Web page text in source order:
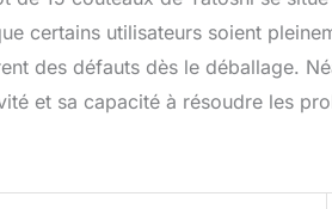
certains utilisateurs soient
des défauts dès le déballage.
et sa capacité à résoudre les